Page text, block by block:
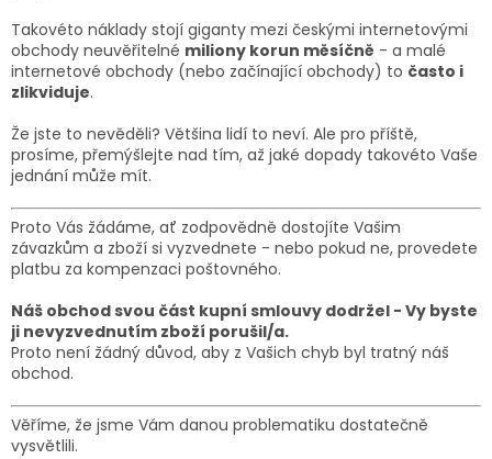
Takovéto náklady stojí giganty mezi českými internetovými
obchody neuvěřitelné miliony korun měsíčně - a malé
internetové obchody (nebo začínající obchody) to často i
zlikviduje.
Že jste to nevěděli? Většina lidí to neví. Ale pro příště,
prosíme, přemýšlejte nad tím, až jaké dopady takovéto Vaše
jednání může mít.
Proto Vás žádáme, ať zodpovědně dostojíte Vašim
závazkům a zboží si vyzvednete - nebo pokud ne, provedete
platbu za kompenzaci poštovného.
Náš obchod svou část kupní smlouvy dodržel - Vy byste
ji nevyzvednutím zboží porušil/a.
Proto není žádný důvod, aby z Vašich chyb byl tratný náš
obchod.
Věříme, že jsme Vám danou problematiku dostatečně
vysvětlili.